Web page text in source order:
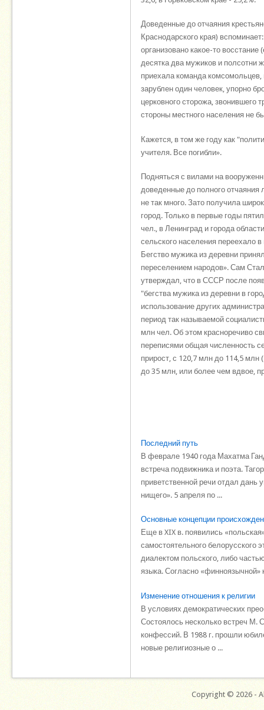
Доведенные до отчаяния
Краснодарского края)
организовано какое-то
десятка два мужиков и полсотни
приехала команда
зарублен один человек, упорно
церковного сторожа, звонившего
стороны местного населения не
Кажется, в том же году как
учителя. Все погибли».
Подняться с вилами на
доведенные до полного отчаяния
не так много. Зато получила
город. Только в первые годы
чел., в Ленинград и города
сельского населения переехало
Бегство мужика из деревни
переселением народов». Сам
утверждал, что в СССР после
"бегства мужика из деревни в
использование других
период так называемой
млн чел. Об этом красноречиво
переписями общая численность
прирост, с 120,7 млн до 114,5 млн
до 35 млн, или более чем вдвое,
Последний путь
В феврале 1940 года Махатма
встреча подвижника и поэта.
приветственной речи отдал дань
нищего». 5 апреля по ...
Основные концепции
Еще в XIX в. появились
самостоятельного белорусского
диалектом польского, либо
языка. Согласно «финноязычной»
Изменение отношения к религии
В условиях демократических
Состоялось несколько встреч М.
кон­фессий. В 1988 г. прошли
новые религиозные о ...
Copyright © 2026 -